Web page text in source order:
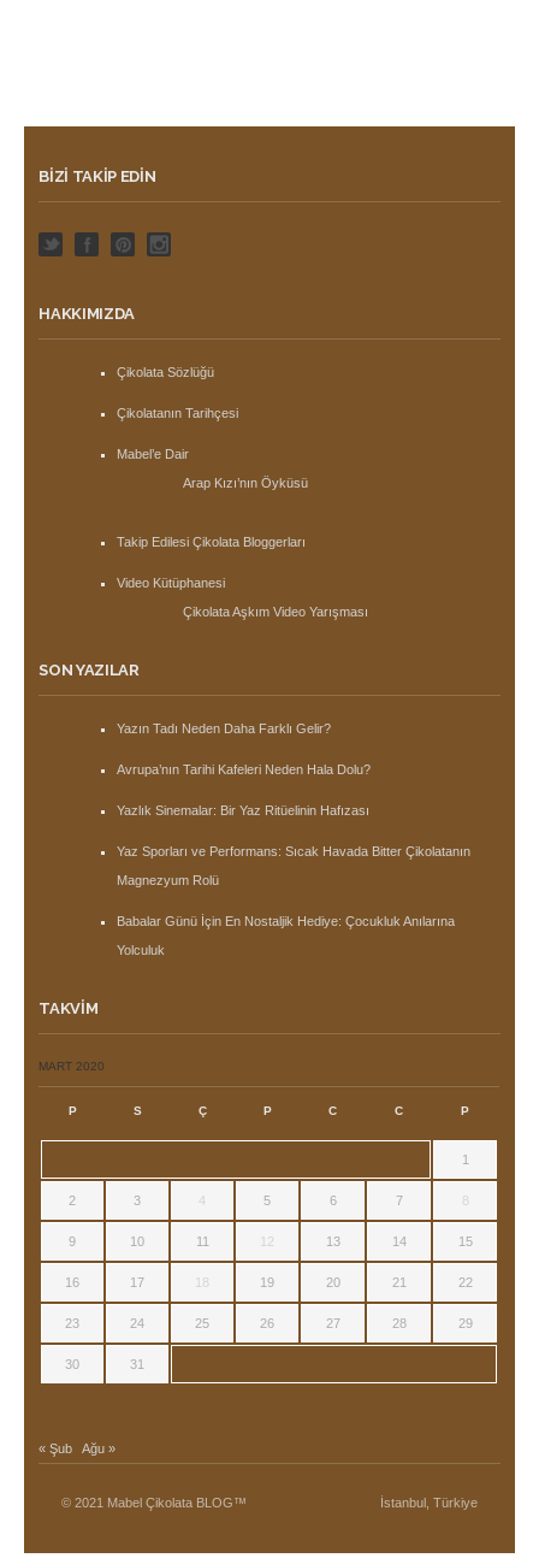
BIZI TAKIP EDIN
HAKKIMIZDA
Çikolata Sözlüğü
Çikolatanın Tarihçesi
Mabel’e Dair
Arap Kızı’nın Öyküsü
Takip Edilesi Çikolata Bloggerları
Video Kütüphanesi
Çikolata Aşkım Video Yarışması
SON YAZILAR
Yazın Tadı Neden Daha Farklı Gelir?
Avrupa’nın Tarihi Kafeleri Neden Hala Dolu?
Yazlık Sinemalar: Bir Yaz Ritüelinin Hafızası
Yaz Sporları ve Performans: Sıcak Havada Bitter Çikolatanın
Magnezyum Rolü
Babalar Günü İçin En Nostaljik Hediye: Çocukluk Anılarına
Yolculuk
TAKVIM
MART 2020
P S Ç P C C P
1
2 3 4 5 6 7 8
9 10 11 12 13 14 15
16 17 18 19 20 21 22
23 24 25 26 27 28 29
30 31
« Şub Ağu »
© 2021 Mabel Çikolata BLOG™ İstanbul, Türkiye